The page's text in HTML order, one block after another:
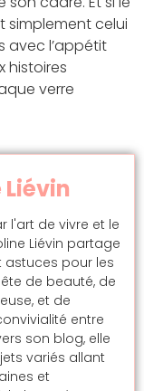
celui
avec l’appétit
histoires
verre
l'art de vivre et le
Liévin partage
astuces pour les
de beauté, de
et de
entre
son blog, elle
variés allant
et